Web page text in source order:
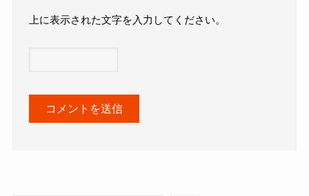
上に表示された文字を入力してください。